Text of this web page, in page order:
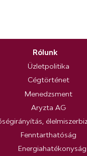
Rólunk
Üzletpolitika
Cégtörténet
Menedzsment
Aryzta AG
Fenntarthatóság
Energiahatékonyság